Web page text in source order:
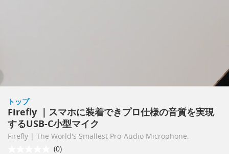
トップ
Firefly ｜スマホに装着できプロ仕様の音質を実現
するUSB-C小型マイク
Firefly | The World's Smallest Pro-Audio Microphone.
(0)